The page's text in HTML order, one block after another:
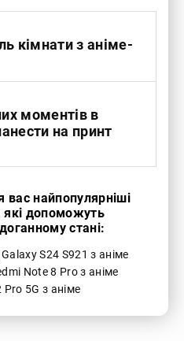
кімнати з аніме-
моментів в
на принт
вас найпопулярніші
які допоможуть
стані:
S24 S921 з аніме
Note 8 Pro з аніме
5G з аніме